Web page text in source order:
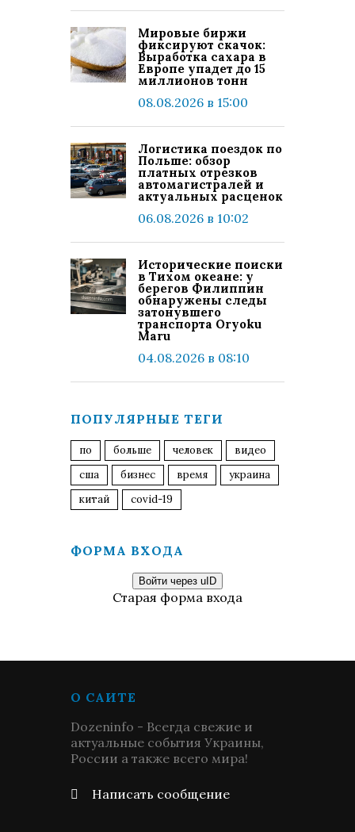
Мировые биржи
фиксируют скачок:
Выработка сахара в
Европе упадет до 15
миллионов тонн
08.08.2026 в 15:00
Логистика поездок по
Польше: обзор
платных отрезков
автомагистралей и
актуальных расценок
06.08.2026 в 10:02
Исторические поиски
в Тихом океане: у
берегов Филиппин
обнаружены следы
затонувшего
транспорта Oryoku
Maru
04.08.2026 в 08:10
ПОПУЛЯРНЫЕ ТЕГИ
по больше человек
видео
сша
бизнес время
украина
китай
covid-19
ФОРМА ВХОДА
Войти через uID
Старая форма входа
О САЙТЕ
Dozeninfo - Всегда свежие и
актуальные события Украины,
России а также всего мира!
Написать сообщение